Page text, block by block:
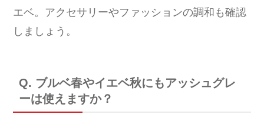
エベ。アクセサリーやファッションの調和も確認
しましょう。
Q. ブルベ春やイエベ秋にもアッシュグレ
ーは使えますか？